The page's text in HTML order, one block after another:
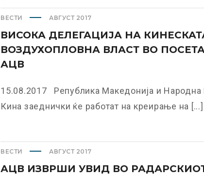
ВЕСТИ АВГУСТ 2017
ВИСОКА ДЕЛЕГАЦИЈА НА
ВОЗДУХОПЛОВНА ВЛАСТ ВО
АЦВ
15.08.2017 Република Македонија и Народна
Кина заеднички ќе работат на креирање на [...]
ВЕСТИ АВГУСТ 2017
АЦВ ИЗВРШИ УВИД ВО